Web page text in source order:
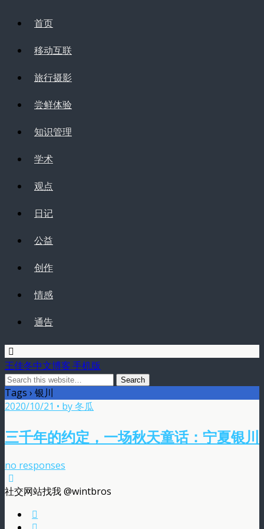
首页
移动互联
旅行摄影
尝鲜体验
知识管理
学术
观点
日记
公益
创作
情感
通告
王佳冬中文博客 手机版
Tags › 银川
2020/10/21 • by 冬瓜
三千年的约定，一场秋天童话：宁夏银川
no responses
社交网站找我 @wintbros